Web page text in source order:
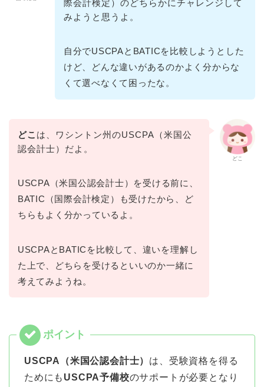
際会計検定）のどちらかにチャレンジして
みようと思うよ。
自分でUSCPAとBATICを比較しようとした
けど、どんな違いがあるのかよく分からな
くて選べなくて困ったな。
どこ
どこ は、ワシントン州のUSCPA（米国公
認会計士）だよ。
USCPA（米国公認会計士）を受ける前に、
BATIC（国際会計検定）も受けたから、ど
ちらもよく分かっているよ。
USCPAとBATICを比較して、違いを理解し
た上で、どちらを受けるといいのか一緒に
考えてみようね。
USCPA（米国公認会計士） は、受験資格を得る
ためにも USCPA予備校のサポートが必要となり